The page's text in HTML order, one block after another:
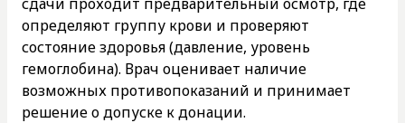
определяют группу крови и проверяют
состояние здоровья (давление, уровень
гемоглобина). Врач оценивает наличие
возможных противопоказаний и принимает
решение о допуске к донации.